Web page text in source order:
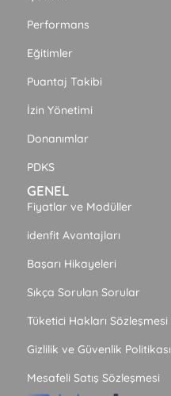
Performans
Eğitimler
Puantaj Takibi
İzin Yönetimi
Donanımlar
PDKS
GENEL
Fiyatlar ve Modüller
idenfit Avantajları
Başarı Hikayeleri
Sıkça Sorulan Sorular
Tüketici Hakları Sözleşmesi
Gizlilik ve Güvenlik Politikası
Mesafeli Satış Sözleşmesi